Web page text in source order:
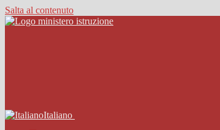
Salta al contenuto
Italiano